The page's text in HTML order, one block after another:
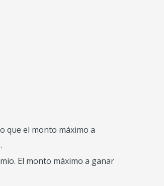
que el monto máximo a
El monto máximo a ganar